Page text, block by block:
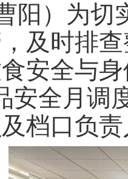
阳） 为切
及时排
安全与
安全月调
档口负